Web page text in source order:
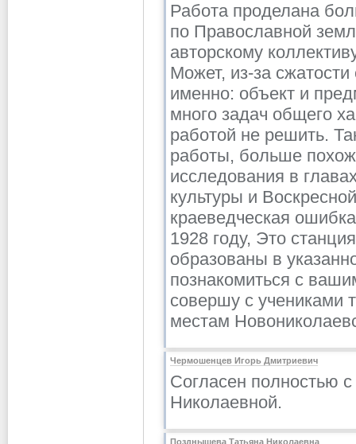
Работа проделана
по Православной
авторскому
Может, из-за
именно: объект и
много задач общего
работой не решить.
работы, больше
исследования в
культуры и
краеведческая
1928 году, Это
образованы в
познакомиться с
совершу с учениками
местам
Чермошенцев Игорь Дмитриевич
Согласен полностью
Николаевной.
Позднышева Татьяна Николаевна